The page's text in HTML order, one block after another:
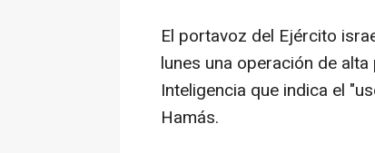
El portavoz del Ejército
lunes una operación de
Inteligencia que indica el
Hamás.